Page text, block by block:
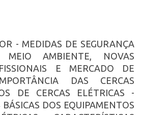
- MEDIDAS DE SEGURANÇA
MEIO AMBIENTE, NOVAS
E MERCADO DE
DAS CERCAS
DE CERCAS ELÉTRICAS -
DOS EQUIPAMENTOS